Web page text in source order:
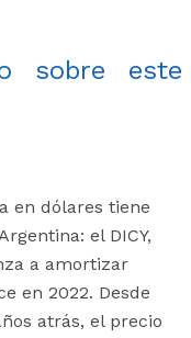
sobre este
en dólares tiene
el DICY,
a amortizar
en 2022. Desde
atrás, el precio